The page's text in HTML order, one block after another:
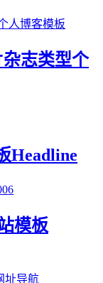
志类型个
Headline
模板